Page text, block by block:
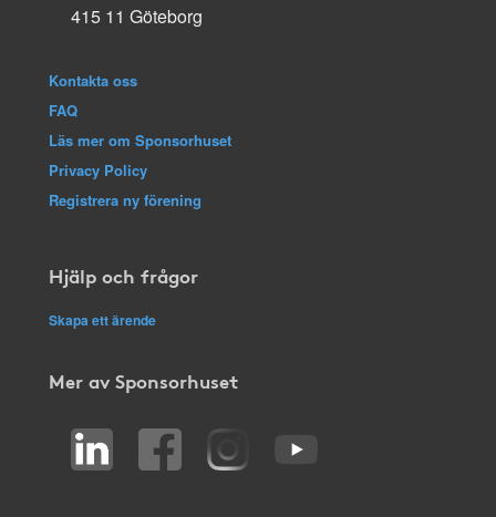
415 11 Göteborg
Kontakta oss
FAQ
Läs mer om Sponsorhuset
Privacy Policy
Registrera ny förening
Hjälp och frågor
Skapa ett ärende
Mer av Sponsorhuset